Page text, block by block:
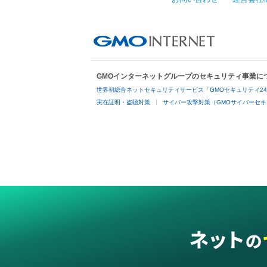
GMOインターネットグループのセキュリティ事業に
世界初総合ネットセキュリティサービス「GMOセキュリティ24
実在証明・盗聴対策 サイバー攻撃対策（GMOサイバーセキ